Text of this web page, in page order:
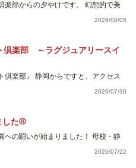
楽部からの夕やけです。 幻想的で美
2026/08/05
倶楽部 ～ラグジュアリースイ
倶楽部』 静岡からですと、アクセス
2026/07/30
た⚾
への闘いが始まりました！ 母校・静
2026/07/22